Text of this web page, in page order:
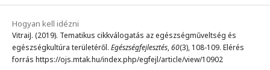
Hogyan kell idézni
VitraiJ. (2019). Tematikus cikkválogatás az egészségműveltség és
egészségkultúra területéről. Egészségfejlesztés,60(3), 108-109. Elérés
forrás https://ojs.mtak.hu/index.php/egfejl/article/view/10902